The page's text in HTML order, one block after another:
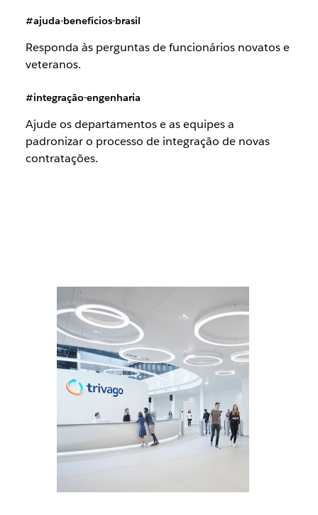
#ajuda-benefícios-brasil
Responda às perguntas de funcionários novatos e
veteranos.
#integração-engenharia
Ajude os departamentos e as equipes a
padronizar o processo de integração de novas
contratações.